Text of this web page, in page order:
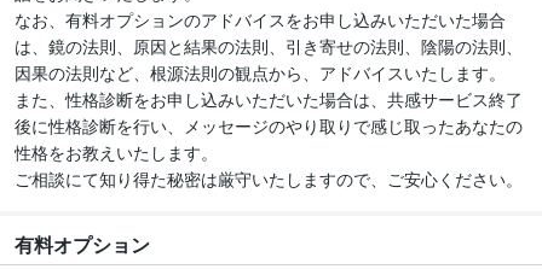
なお、有料オプションのアドバイスをお申し込みいただいた場合
は、鏡の法則、原因と結果の法則、引き寄せの法則、陰陽の法則、
因果の法則など、根源法則の観点から、アドバイスいたします。
また、性格診断をお申し込みいただいた場合は、共感サービス終了
後に性格診断を行い、メッセージのやり取りで感じ取ったあなたの
性格をお教えいたします。
ご相談にて知り得た秘密は厳守いたしますので、ご安心ください。
有料オプション